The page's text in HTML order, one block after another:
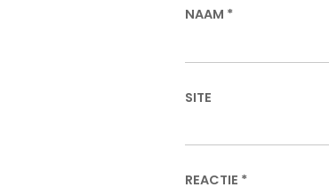
NAAM *
SITE
REACTIE *